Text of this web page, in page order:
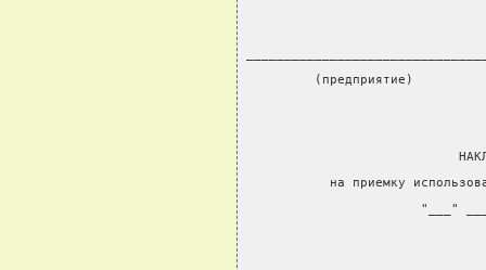
         (предприятие)
на приемку
"___"